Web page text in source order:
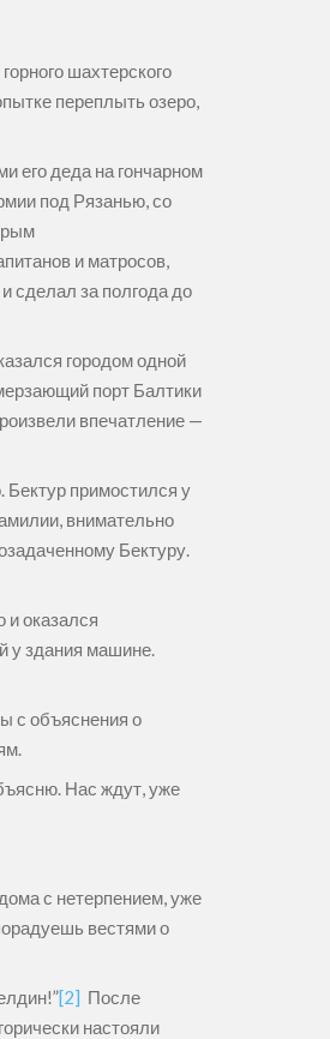
шахтерского
переплыть озеро,
его деда на гончарном
под Рязанью, со
и матросов,
сделал за полгода до
городом одной
порт Балтики
впечатление —
Бектур примостился у
внимательно
Бектуру.
и оказался
у здания машине.
с объяснения о
Нас ждут, уже
с нетерпением, уже
вестями о
[2] После
настояли